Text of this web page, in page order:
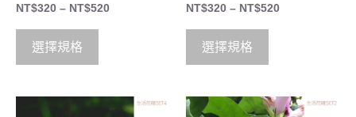
0
o
5
NT$320 – NT$520
選擇規格
0
o
5
NT$320 – NT$520
選擇規格